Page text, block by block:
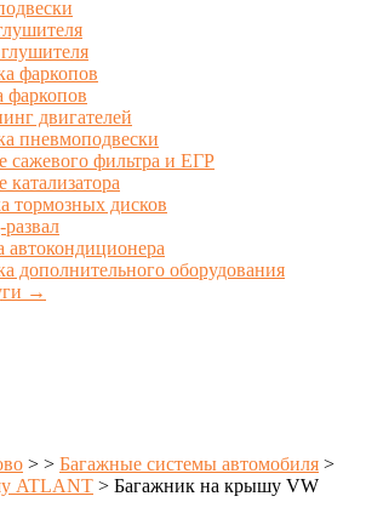
фаркопов
фаркопов
двигателей
пневмоподвески
сажевого фильтра и ЕГР
катализатора
тормозных дисков
автокондиционера
дополнительного оборудования
→
> > Багажные системы автомобиля >
ATLANT > Багажник на крышу VW